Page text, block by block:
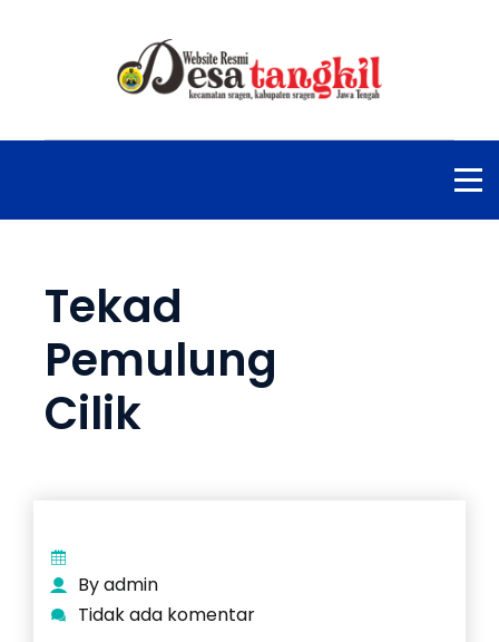
Tekad
Pemulung
Cilik
By admin
Tidak ada komentar